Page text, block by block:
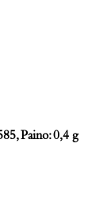
Paino: 0,4 g